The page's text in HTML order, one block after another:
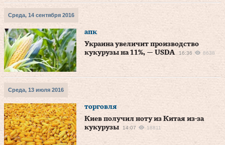
Среда, 14 сентября 2016
апк
Украина увеличит производство
кукурузы на 11%, — USDA
16:36 8638
Среда, 13 июля 2016
торговля
Киев получил ноту из Китая из-за
кукурузы
14:07 18811